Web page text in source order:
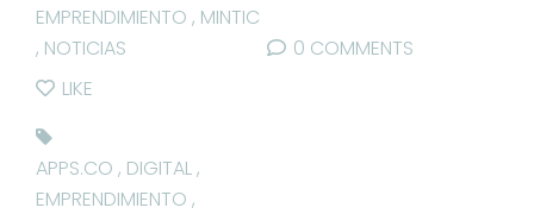
EMPRENDIMIENTO , MINTIC
, NOTICIAS
0 COMMENTS
LIKE
APPS.CO , DIGITAL,
EMPRENDIMIENTO ,